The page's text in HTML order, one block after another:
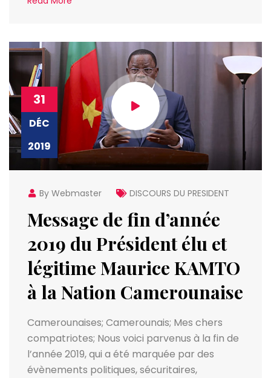
31
DÉC
2019
By Webmaster DISCOURS DU PRESIDENT
Message de fin d’année
2019 du Président élu et
légitime Maurice KAMTO
à la Nation Camerounaise
Camerounaises; Camerounais; Mes chers
compatriotes; Nous voici parvenus à la fin de
l’année 2019, qui a été marquée par des
évènements politiques, sécuritaires,